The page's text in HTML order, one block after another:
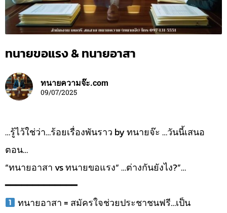
ทนายขอแรง & ทนายอาสา
ทนายความจ๊ะ.com
09/07/2025
…รู้ไว้ใช่ว่า…ร้อยเรื่องพันราว by ทนายจ๊ะ …วันนี้เสนอ
ตอน…
“ทนายอาสา vs ทนายขอแรง“ …ต่างกันยังไง?”…
━━━━━━━━━━━━━
ทนายอาสา = สมัครใจช่วยประชาชนฟรี…เป็น